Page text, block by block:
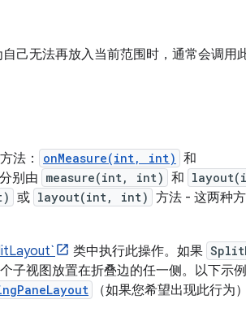
己无法再放入当前范围时，通常会调用
法： onMeasure(int, int) 和
别由 measure(int, int) 和
或 layout(int, int) 方法 - 这两种
类中执行此操作。如果
子视图放置在折叠边的任一侧。以下示
（如果您希望出现此行为）